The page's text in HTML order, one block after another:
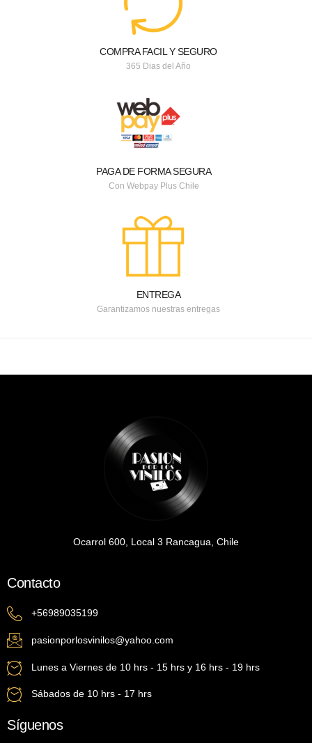
COMPRA FACIL Y SEGURO
365 Dias del Año
PAGA DE FORMA SEGURA
Con Webpay Plus Chile
ENTREGA
Garantizamos nuestras entregas
Ocarrol 600, Local 3 Rancagua, Chile
Contacto
+56989035199
pasionporlosvinilos@yahoo.com
Lunes a Viernes de 10 hrs - 15 hrs y 16 hrs - 19 hrs
Sábados de 10 hrs - 17 hrs
Síguenos